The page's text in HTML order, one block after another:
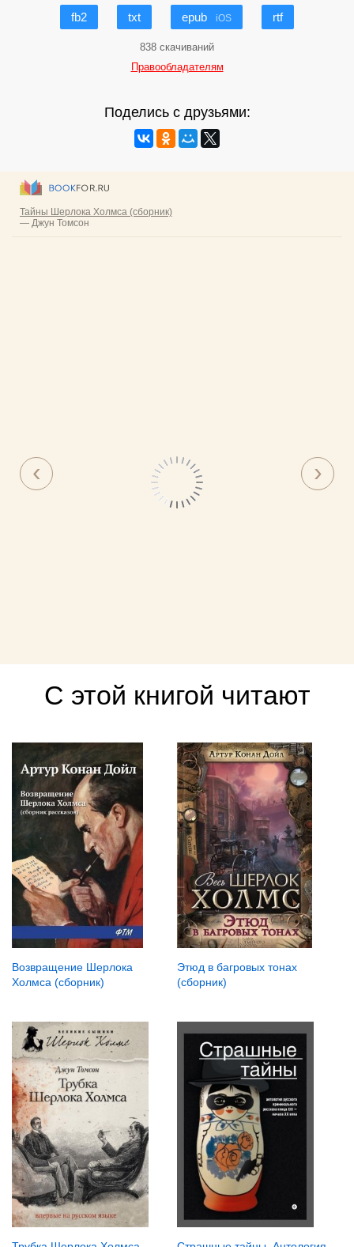
fb2 txt epub iOS rtf
838 скачиваний
Правообладателям
Поделись с друзьями:
С этой книгой читают
Возвращение Шерлока
Холмса (сборник)
Этюд в багровых тонах
(сборник)